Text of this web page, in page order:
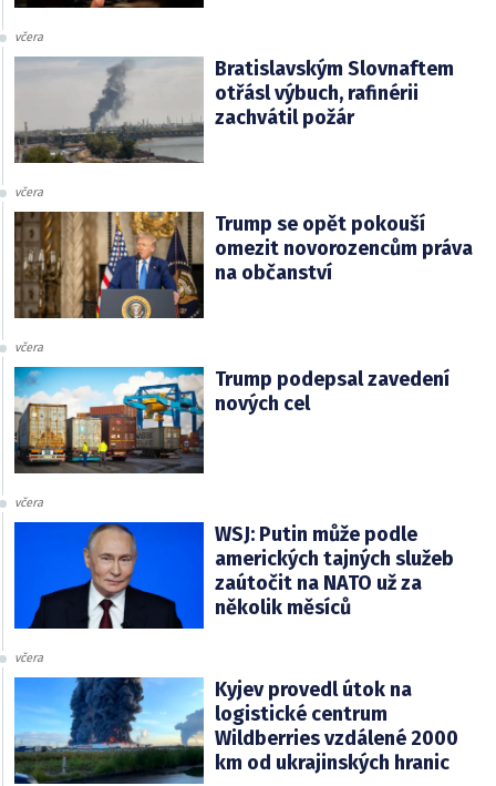
včera
Bratislavským Slovnaftem
otřásl výbuch, rafinérii
zachvátil požár
včera
Trump se opět pokouší
omezit novorozencům práva
na občanství
včera
Trump podepsal zavedení
nových cel
včera
WSJ: Putin může podle
amerických tajných služeb
zaútočit na NATO už za
několik měsíců
včera
Kyjev provedl útok na
logistické centrum
Wildberries vzdálené 2000
km od ukrajinských hranic